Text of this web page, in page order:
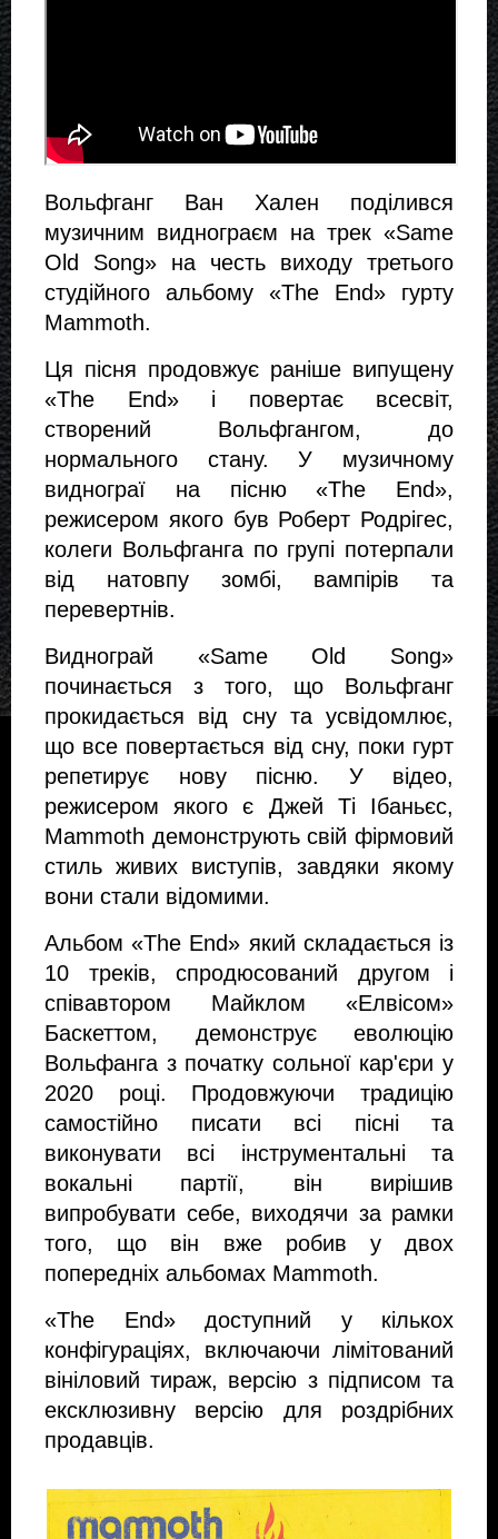
Вольфганг Ван Хален поділився
музичним виднограєм на трек «Same
Old Song» на честь виходу третього
студійного альбому «The End» гурту
Mammoth.
Ця пісня продовжує раніше випущену
«The End» і повертає всесвіт,
створений Вольфгангом, до
нормального стану. У музичному
виднограї на пісню «The End»,
режисером якого був Роберт Родрігес,
колеги Вольфганга по групі потерпали
від натовпу зомбі, вампірів та
перевертнів.
Виднограй «Same Old Song»
починається з того, що Вольфганг
прокидається від сну та усвідомлює,
що все повертається від сну, поки гурт
репетирує нову пісню. У відео,
режисером якого є Джей Ті Ібаньєс,
Mammoth демонструють свій фірмовий
стиль живих виступів, завдяки якому
вони стали відомими.
Альбом «The End» який складається із
10 треків, спродюсований другом і
співавтором Майклом «Елвісом»
Баскеттом, демонструє еволюцію
Вольфанга з початку сольної кар'єри у
2020 році. Продовжуючи традицію
самостійно писати всі пісні та
виконувати всі інструментальні та
вокальні партії, він вирішив
випробувати себе, виходячи за рамки
того, що він вже робив у двох
попередніх альбомах Mammoth.
«The End» доступний у кількох
конфігураціях, включаючи лімітований
вініловий тираж, версію з підписом та
ексклюзивну версію для роздрібних
продавців.